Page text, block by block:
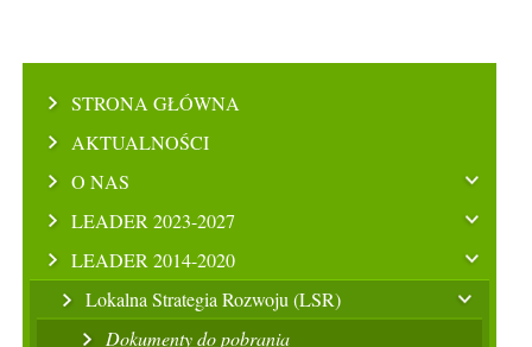
STRONA GŁÓWNA
AKTUALNOŚCI
O NAS
LEADER 2023-2027
LEADER 2014-2020
Lokalna Strategia Rozwoju (LSR)
Dokumenty do pobrania